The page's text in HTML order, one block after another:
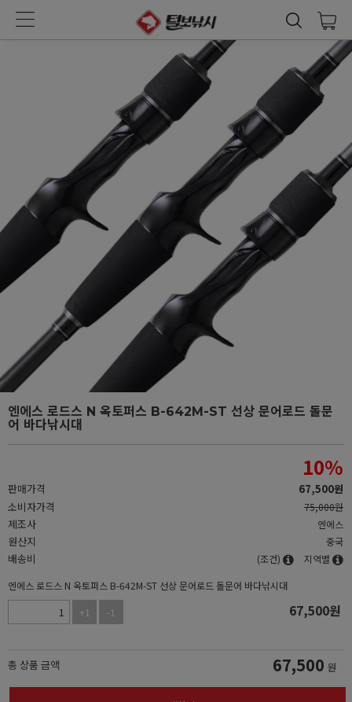
엔에스 로드스 N 옥토퍼스 B-642M-ST 선상 문어로드 돌문
어 바다낚시대
판매가격
10%
67,500원
소비자가격
75,000원
제조사 엔에스
원산지 중국
배송비 (조건)
지역별
엔에스 로드스 N 옥토퍼스 B-642M-ST 선상 문어로드 돌문어 바다낚시대
+1
-1 67,500원
총 상품 금액 67,500 원